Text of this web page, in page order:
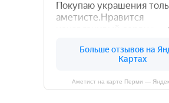
Аметист на карте Перми —